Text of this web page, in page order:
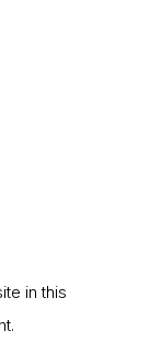
in this